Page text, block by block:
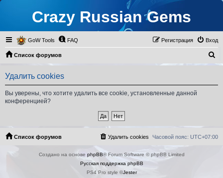
Crazy Russian Gems
GoW Tools FAQ Вход
Регистрация
Список форумов
о
Удалить cookies
Вы уверены, что хотите удалить все cookie, установленные данной
конференцией?
Список форумов Часовой пояс: UTC+07:00
Удалить cookies
Создано на основе phpBB® Forum Software © phpBB Limited
Русская поддержка phpBB
PS4 Pro style ©Jester